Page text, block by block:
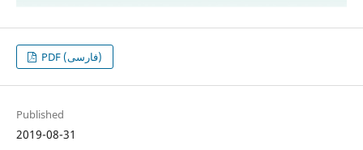
PDF (فارسی)
Published
2019-08-31